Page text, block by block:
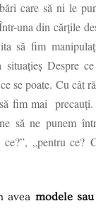
care să ni le
una din cărțile
să fim
situațieș Despre
se poate. Cu cât
fim mai
să ne punem
„pentru ce?
avea modele